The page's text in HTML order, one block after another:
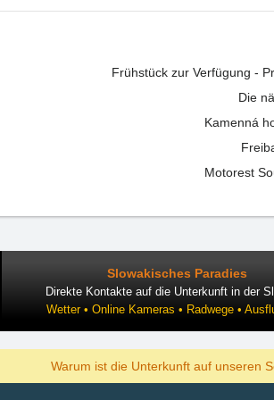
Frühstück zur Verfügung -
Die
Kamenná
Motorest
Slowakisches Paradies
Direkte Kontakte auf die Unterkunft in der
Wetter • Online Kameras • Radwege •
Warum ist die Unterkunft auf unseren